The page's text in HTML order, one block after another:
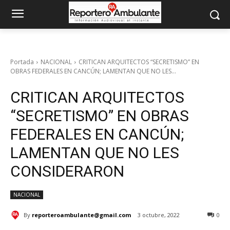
Portada NACIONAL
CRITICAN ARQUITECTOS “SECRETISMO” EN
OBRAS FEDERALES EN CANCÚN; LAMENTAN QUE NO LES...
CRITICAN ARQUITECTOS
“SECRETISMO” EN OBRAS
FEDERALES EN CANCÚN;
LAMENTAN QUE NO LES
CONSIDERARON
NACIONAL
By reporteroambulante@gmail.com 3 octubre, 2022 0